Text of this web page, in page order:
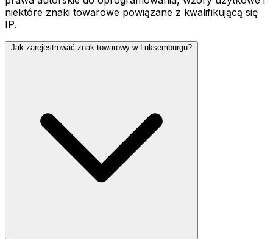
niektóre znaki towarowe powiązane z kwalifikującą się
IP.
Jak zarejestrować znak towarowy w Luksemburgu?